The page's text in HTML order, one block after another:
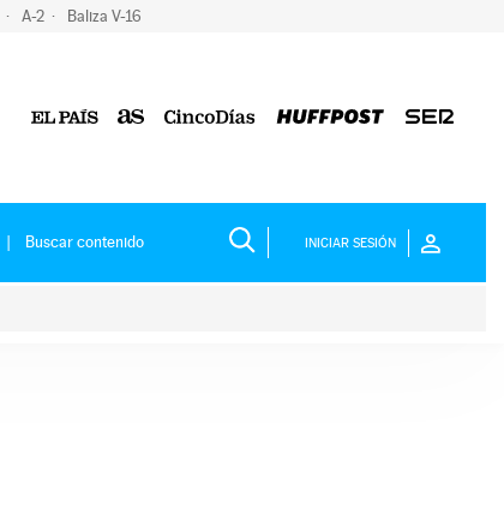
A-2 Baliza V-16
INICIAR SESIÓN